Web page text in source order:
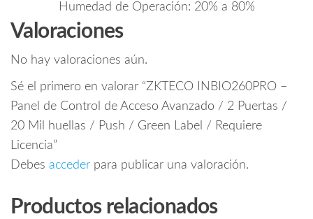
Humedad de Operación: 20% a 80%
Valoraciones
No hay valoraciones aún.
Sé el primero en valorar “ZKTECO INBIO260PRO –
Panel de Control de Acceso Avanzado / 2 Puertas /
20 Mil huellas / Push / Green Label / Requiere
Licencia”
Debes acceder para publicar una valoración.
Productos relacionados